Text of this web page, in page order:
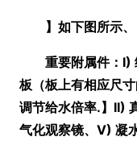
】如下图所示
重要附属件：I)
板 （板上有相应尺
调节给水倍率.】II)
气化观察镜、V) 凝